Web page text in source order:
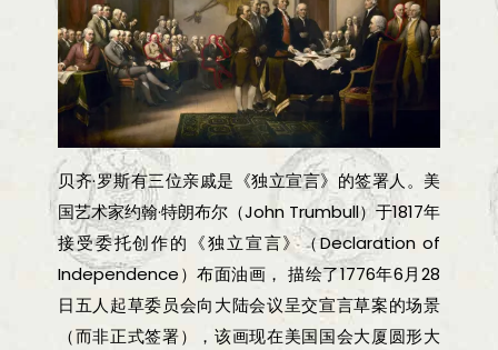
贝齐·罗斯有三位亲戚是《独立宣言》的签署人。美
国艺术家约翰·特朗布尔（John Trumbull）于1817年
接受委托创作的《独立宣言》（Declaration of
Independence）布面油画， 描绘了1776年6月28
日五人起草委员会向大陆会议呈交宣言草案的场景
（而非正式签署），该画现在美国国会大厦圆形大